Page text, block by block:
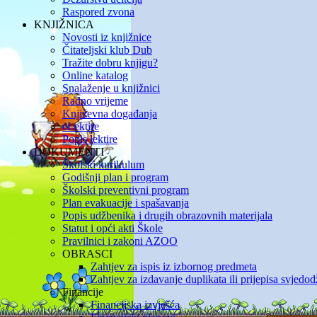
Raspored zvona
KNJIŽNICA
Novosti iz knjižnice
Čitateljski klub Dub
Tražite dobru knjigu?
Online katalog
Snalaženje u knjižnici
Radno vrijeme
Književna događanja
eLektire
Popis lektire
DOKUMENTI
Školski kurikulum
Godišnji plan i program
Školski preventivni program
Plan evakuacije i spašavanja
Popis udžbenika i drugih obrazovnih materijala
Statut i opći akti Škole
Pravilnici i zakoni AZOO
OBRASCI
Zahtjev za ispis iz izbornog predmeta
Zahtjev za izdavanje duplikata ili prijepisa
Financije
Financijska izvješća